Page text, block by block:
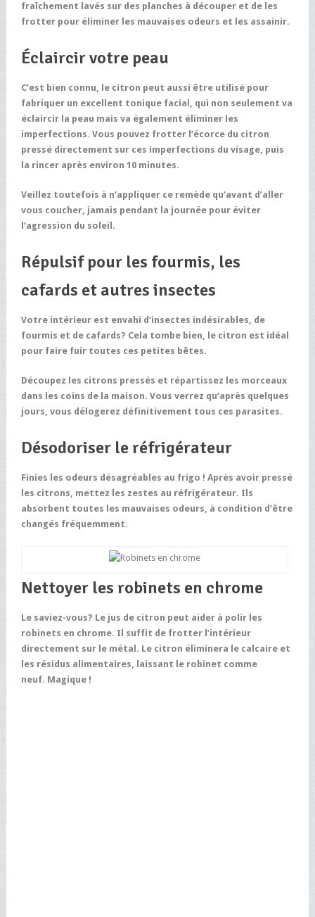
fraîchement lavés sur des planches à découper et de les
frotter pour éliminer les mauvaises odeurs et les assainir.
Éclaircir votre peau
C’est bien connu, le citron peut aussi être utilisé pour
fabriquer un excellent tonique facial, qui non seulement va
éclaircir la peau mais va également éliminer les
imperfections. Vous pouvez frotter l’écorce du citron
pressé directement sur ces imperfections du visage, puis
la rincer après environ 10 minutes.
Veillez toutefois à n’appliquer ce remède qu’avant d’aller
vous coucher, jamais pendant la journée pour éviter
l’agression du soleil.
Répulsif pour les fourmis, les
cafards et autres insectes
Votre intérieur est envahi d’insectes indésirables, de
fourmis et de cafards? Cela tombe bien, le citron est idéal
pour faire fuir toutes ces petites bêtes.
Découpez les citrons pressés et répartissez les morceaux
dans les coins de la maison. Vous verrez qu’après quelques
jours, vous délogerez définitivement tous ces parasites.
Désodoriser le réfrigérateur
Finies les odeurs désagréables au frigo ! Après avoir pressé
les citrons, mettez les zestes au réfrigérateur. Ils
absorbent toutes les mauvaises odeurs, à condition d’être
changés fréquemment.
Nettoyer les robinets en chrome
Le saviez-vous? Le jus de citron peut aider à polir les
robinets en chrome. Il suffit de frotter l’intérieur
directement sur le métal. Le citron éliminera le calcaire et
les résidus alimentaires, laissant le robinet comme
neuf. Magique !